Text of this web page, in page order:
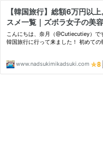
【韓国旅行】総額6万円以
スメ一覧｜ズボラ女子の美
こんにちは、奈月（@Cutiecutiey）で
韓国旅行に行って来ました！ 初めての
www.nadsukimikadsuki.com